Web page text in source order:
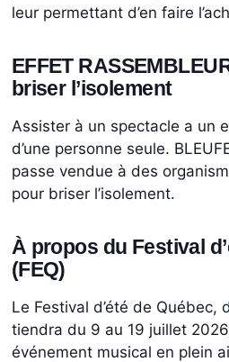
leur permettant d’en faire
EFFET
briser l’isolement
Assister à un spectacle a un
d’une personne seule.
passe vendue à des
pour briser l’isolement.
À propos du Festival
(FEQ)
Le Festival d’été de Québec,
tiendra du 9 au 19 juillet
événement musical en plein